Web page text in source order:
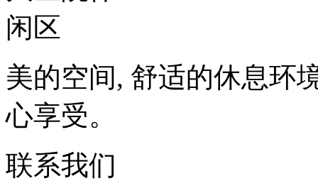
美的空间, 舒适的休息环
心享受。
联系我们